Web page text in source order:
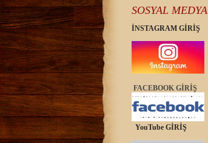
SOSYAL MEDYA
İNSTAGRAM GİRİŞ
FACEBOOK GİRİŞ
YouTube GİRİŞ